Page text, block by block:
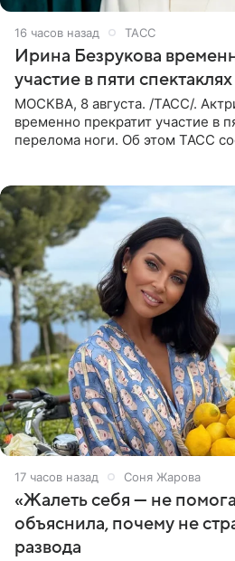
16 часов назад ТАСС
Ирина Безрукова
участие в пяти
МОСКВА, 8 августа. /ТАСС/.
временно прекратит участие в
перелома ноги. Об этом ТАСС
17 часов назад Соня Жарова
«Жалеть себя — не
объяснила, почему не
развода